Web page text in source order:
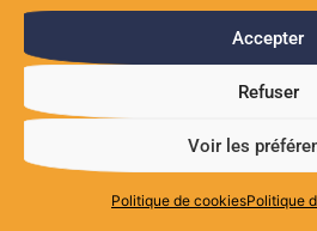
Accepter
Refuser
Voir les
Politique de cookiesPolitique
Brouhaha, 1 Chemin du Grand